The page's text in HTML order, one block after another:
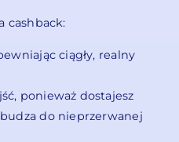
cashback:
ciągły, realny
ponieważ dostajesz
do nieprzerwanej